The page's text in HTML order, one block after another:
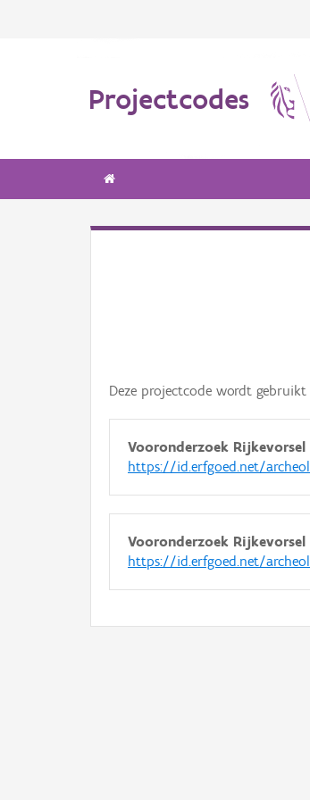
Projectcodes
Deze projectcode wordt gebruikt
Vooronderzoek
https://id.erfgoed.net/
Vooronderzoek
https://id.erfgoed.net/